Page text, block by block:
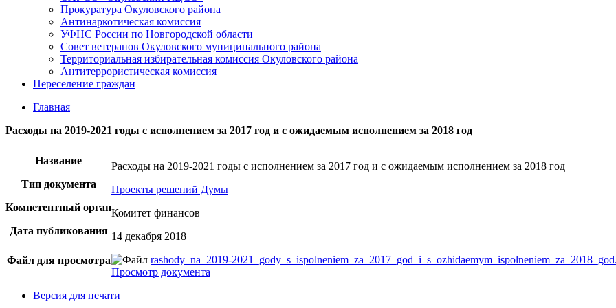
Прокуратура Окуловского района
Антинаркотическая комиссия
УФНС России по Новгородской области
Совет ветеранов Окуловского муниципального района
Территориальная избирательная комиссия Окуловского района
Антитеррористическая комиссия
Переселение граждан
Главная
Расходы на 2019-2021 годы с исполнением за 2017 год и с ожидаемым исполнением за 2018 год
Название
Расходы на 2019-2021 годы с исполнением за 2017 год и с ожидаемым исполнением за 2018 год
Тип документа
Проекты решений Думы
Компетентный органКомитет финансов
Дата публикования 14 декабря 2018
Файл для просмотра
rashody_na_2019-
Просмотр документа
Версия для печати